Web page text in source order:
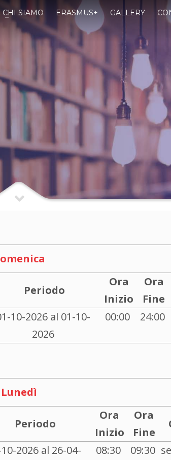
CHI SIAMO ERASMUS+ GALLERY
Periodo
Ora
Inizio
Ora
Fine
10-2026 al 01-10-
2026
00:00 24:00
Lunedì
Periodo
Ora
Inizio
Ora
Fine
2026 al 26-04-
08:30 09:30